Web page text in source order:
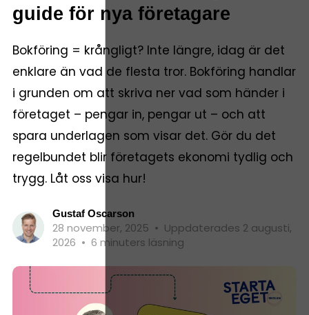
guide för nya företagare
Bokföring = krångligt? Inte längre, idag är det
enklare än vad de flesta tror. Bokföring handlar
i grunden om att skriva ner vad som händer i
företaget – pengar in, pengar ut – och att
spara underlagen som visar det. Gör du det
regelbundet blir företagets ekonomi tydlig och
trygg. Låt oss visa hur!
Gustaf Oscarson
28 november, 2025 • Uppdaterades 2 augusti,
2026 • 6 minuters läsning